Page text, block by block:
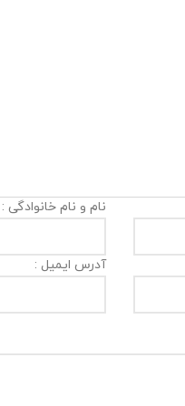
نام و نام خانوادگی :
آدرس ایمیل :